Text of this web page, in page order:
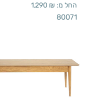
החל מ: 1,290 ₪
80071